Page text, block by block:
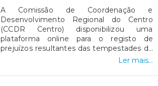
A Comissão de Coordenação e
Desenvolvimento Regional do Centro
(CCDR Centro) disponibilizou uma
plataforma online para o registo de
prejuízos resultantes das tempestades de
2026 que afetaram vários concelhos da
cidadãos, empresas, agricultores e
Ler mais...